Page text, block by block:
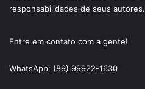
responsabilidades de seus autores.
Entre em contato com a gente!
WhatsApp: (89) 99922-1630